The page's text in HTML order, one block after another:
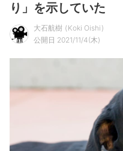
り」を示していた
大石航樹
Koki Oishi
公開日 2021/11/4(木)